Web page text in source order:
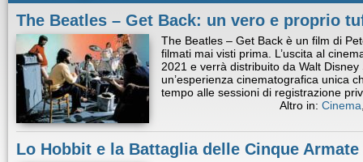
The Beatles – Get Back: un vero e proprio
The Beatles – Get Back è un film di
filmati mai visti prima. L’uscita al
2021 e verrà distribuito da Walt
un’esperienza cinematografica unica
tempo alle sessioni di registrazione
Altro in: Cinema
Lo Hobbit e la Battaglia delle Cinque Armate